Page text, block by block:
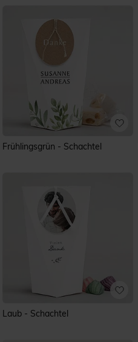
Frühlingsgrün - Schachtel
Laub - Schachtel